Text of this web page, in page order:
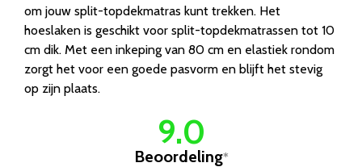
om jouw split-topdekmatras kunt trekken. Het
hoeslaken is geschikt voor split-topdekmatrassen tot 10
cm dik. Met een inkeping van 80 cm en elastiek rondom
zorgt het voor een goede pasvorm en blijft het stevig
op zijn plaats.
9.0
Beoordeling*